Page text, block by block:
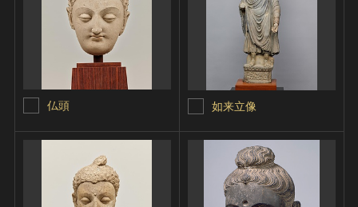
仏頭 如来立像